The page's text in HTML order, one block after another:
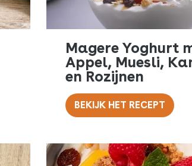
Magere Yoghurt
Appel, Muesli,
en Rozijnen
BEKIJK HET RECEPT